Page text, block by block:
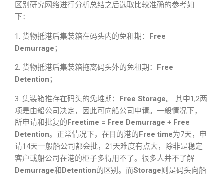
区别研究网络进行分析总结之后选取比较准确的参考如
下：
1. 货物抵港后集装箱在码头内的免租期： Free
Demurrage；
2. 货物抵港后集装箱拖离码头外的免租期： Free
Detention；
3. 集装箱推存在码头的免堆期： Free Storage。 其中1,2两
项是由船公司决定，因此可向船公司申请。一般情况下，
所申请和批复的Freetime = Free Demurrage + Free
Detention。正常情况下，在目的港的Free time为7天，申
请14天一般船公司都会批，21天难度有点大，除非是稳定
客户或船公司在港的柜子多得用不了。很多人并不了解
Demurrage和Detention的区别。而Storage则是码头向船